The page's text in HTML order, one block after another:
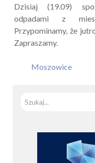
Dzisiaj (19.09)
odpadami z
Przypominamy, że
Zapraszamy.
Moszowice